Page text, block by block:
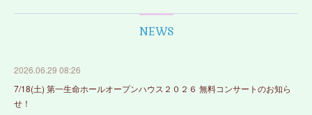
NEWS
2026.06.29 08:26
7/18(土) 第一生命ホールオープンハウス２０２６ 無料コンサートのお知ら
せ！